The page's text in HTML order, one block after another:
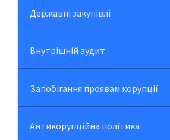
Державні закупівлі
Внутрішній аудит
Запобігання проявам корупції
Антикорупційна політика